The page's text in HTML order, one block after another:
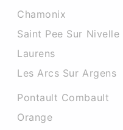
Chamonix
Saint Pee Sur Nivelle
Laurens
Les Arcs Sur Argens
Pontault Combault
Orange